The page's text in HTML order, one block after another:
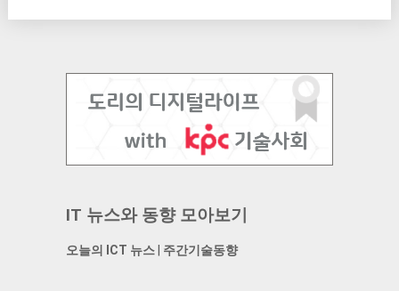
IT 뉴스와 동향 모아보기
오늘의 ICT 뉴스| 주간기술동향